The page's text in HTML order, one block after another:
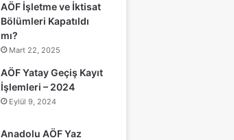
AÖF İşletme ve İktisat
Bölümleri Kapatıldı
mı?
Mart 22, 2025
AÖF Yatay Geçiş Kayıt
İşlemleri – 2024
Eylül 9, 2024
Anadolu AÖF Yaz